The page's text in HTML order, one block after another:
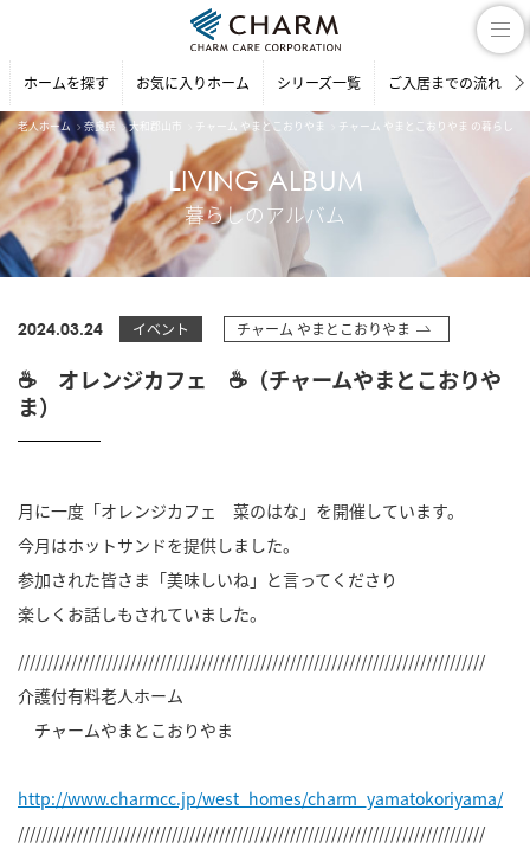
ホームを探す お気に入りホーム シリーズ一覧 ご入居までの流れ
老人ホーム 奈良県 大和郡山市 チャーム やまとこおりやま チャーム やまとこおりやま の暮らしの
LIVING ALBUM
暮らしのアルバム
2024.03.24 イベント チャーム やまとこおりやま
☕ オレンジカフェ ☕（チャームやまとこおりや
ま）
月に一度「オレンジカフェ 菜のはな」を開催しています。
今月はホットサンドを提供しました。
参加された皆さま「美味しいね」と言ってくださり
楽しくお話しもされていました。
///////////////////////////////////////////////////////////////////////////////
介護付有料老人ホーム
チャームやまとこおりやま
http://www.charmcc.jp/west_homes/charm_yamatokoriyama/
///////////////////////////////////////////////////////////////////////////////